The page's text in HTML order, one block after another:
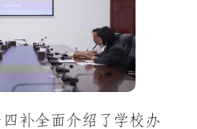
补全面介绍了学校办